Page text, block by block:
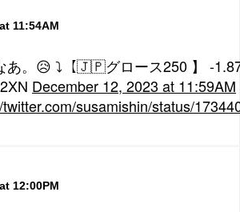
11:54AM
あ。😥 ⤵【🇯🇵グロース250 】 -
December 12, 2023 at 11:59AM
susamishin/status/
12:00PM